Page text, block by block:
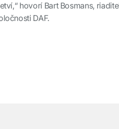
hovorí Bart Bosmans,
DAF.